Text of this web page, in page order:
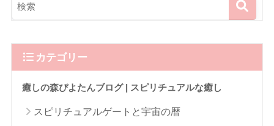
カテゴリー
癒しの森ぴよたんブログ | スピリチュアルな癒し
スピリチュアルゲートと宇宙の暦